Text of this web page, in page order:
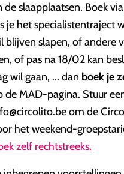
de slaapplaatsen. Boek
je het specialistentraject
blijven slapen, of andere
of pas na 18/02 kan
wil gaan, ... dan boek je
de MAD-pagina. Stuur
om de
het weekend-
zelf rechtstreeks.